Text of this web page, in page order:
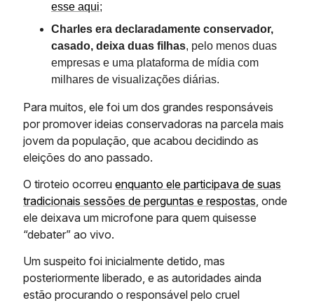
esse aqui;
Charles era declaradamente conservador,
casado, deixa duas filhas, pelo menos duas
empresas e uma plataforma de mídia com
milhares de visualizações diárias.
Para muitos, ele foi um dos grandes responsáveis
por promover ideias conservadoras na parcela mais
jovem da população, que acabou decidindo as
eleições do ano passado.
O tiroteio ocorreu enquanto ele participava de suas
tradicionais sessões de perguntas e respostas, onde
ele deixava um microfone para quem quisesse
“debater” ao vivo.
Um suspeito foi inicialmente detido, mas
posteriormente liberado, e as autoridades ainda
estão procurando o responsável pelo cruel